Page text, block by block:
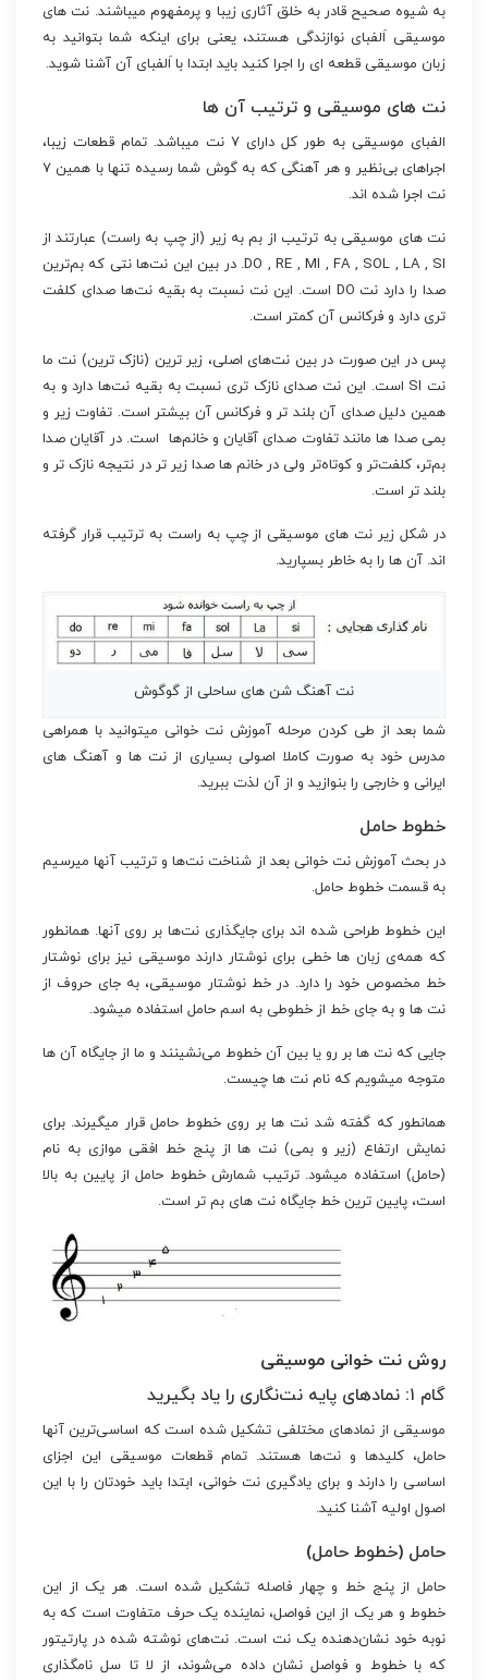
به شیوه صحیح قادر به خلق آثاری زیبا و پرمفهوم میباشند. نت های
موسیقی اَلفبای نوازندگی هستند، یعنی برای اینکه شما بتوانید به
زبان موسیقی قطعه ای را اجرا کنید باید ابتدا با اَلفبای آن آشنا شوید.
نت های موسیقی و ترتیب آن ها
الفبای موسیقی به طور کل دارای ۷ نت میباشد. تمام قطعات زیبا،
اجراهای بی‌نظیر و هر آهنگی که به گوش شما رسیده تنها با همین ۷
نت اجرا شده اند.
نت های موسیقی به ترتیب از بم به زیر (از چپ به راست) عبارتند از
DO , RE , MI , FA , SOL , LA , SI. در بین این نت‌ها نتی که بم‌ترین
صدا را دارد نت DO است. این نت نسبت به بقیه نت‌ها صدای کلفت
تری دارد و فرکانس آن کمتر است.
پس در این صورت در بین نت‌های اصلی، زیر ترین (نازک ترین) نت ما
نت SI است. این نت صدای نازک تری نسبت به بقیه نت‌ها دارد و به
همین دلیل صدای آن بلند تر و فرکانس آن بیشتر است. تفاوت زیر و
بمی صدا ها مانند تفاوت صدای آقایان و خانم‌ها است. در آقایان صدا
بم‌تر، کلفت‌تر و کوتاه‌تر ولی در خانم ها صدا زیر تر در نتیجه نازک تر و
بلند تر است.
در شکل زیر نت های موسیقی از چپ به راست به ترتیب قرار گرفته
اند. آن ها را به خاطر بسپارید.
نت آهنگ شن های ساحلی از گوگوش
شما بعد از طی کردن مرحله آموزش نت خوانی میتوانید با همراهی
مدرس خود به صورت کاملا اصولی بسیاری از نت ها و آهنگ های
ایرانی و خارجی را بنوازید و از آن لذت ببرید.
خطوط حامل
در بحث آموزش نت خوانی بعد از شناخت نت‌ها و ترتیب آنها میرسیم
به قسمت خطوط حامل.
این خطوط طراحی شده اند برای جایگذاری نت‌ها بر روی آنها. همانطور
که همه‌ی زبان ها خطی برای نوشتار دارند موسیقی نیز برای نوشتار
خط مخصوص خود را دارد. در خط نوشتار موسیقی، به جای حروف از
نت ها و به جای خط از خطوطی به اسم حامل استفاده میشود.
جایی که نت ها بر رو یا بین آن خطوط می‌نشینند و ما از جایگاه آن ها
متوجه میشویم که نام نت ها چیست.
همانطور که گفته شد نت ها بر روی خطوط حامل قرار میگیرند. برای
نمایش ارتفاع (زیر و بمی) نت ها از پنج خط افقی موازی به نام
(حامل) استفاده میشود. ترتیب شمارش خطوط حامل از پایین به بالا
است، پایین ترین خط جایگاه نت های بم تر است.
روش نت خوانی موسیقی
گام ۱: نمادهای پایه نت‌نگاری را یاد بگیرید
موسیقی از نمادهای مختلفی تشکیل شده است که اساسی‌ترین آنها
حامل، کلیدها و نت‌ها هستند. تمام قطعات موسیقی این اجزای
اساسی را دارند و برای یادگیری نت خوانی، ابتدا باید خودتان را با این
اصول اولیه آشنا کنید.
حامل (خطوط حامل)
حامل از پنج خط و چهار فاصله تشکیل شده است. هر یک از این
خطوط و هر یک از این فواصل، نماینده یک حرف متفاوت است که به
نوبه خود نشان‌دهنده یک نت است. نت‌های نوشته شده در پارتیتور
که با خطوط و فواصل نشان داده می‌شوند، از لا تا سل نامگذاری